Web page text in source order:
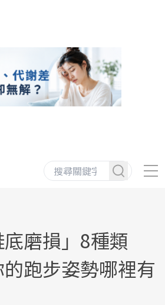
磨損」8種類
跑步姿勢哪裡有